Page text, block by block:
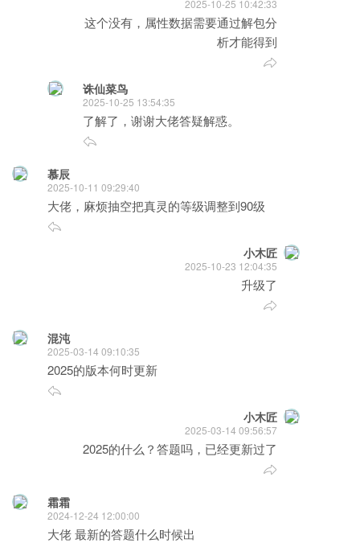
2025-10-25 10:42:33
这个没有，属性数据需要通过解包分
析才能得到
诛仙菜鸟
2025-10-25 13:54:35
了解了，谢谢大佬答疑解惑。
慕辰
2025-10-11 09:29:40
大佬，麻烦抽空把真灵的等级调整到90级
小木匠
2025-10-23 12:04:35
升级了
混沌
2025-03-14 09:10:35
2025的版本何时更新
小木匠
2025-03-14 09:56:57
2025的什么？答题吗，已经更新过了
霜霜
2024-12-24 12:00:00
大佬 最新的答题什么时候出